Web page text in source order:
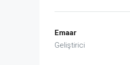
Emaar
Geliştirici